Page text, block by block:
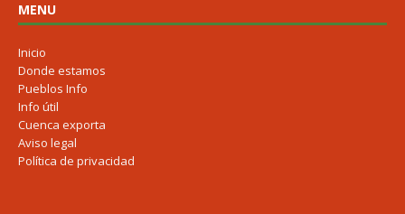
MENU
Inicio
Donde estamos
Pueblos Info
Info útil
Cuenca exporta
Aviso legal
Política de privacidad